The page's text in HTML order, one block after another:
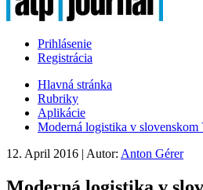
Prihlásenie
Registrácia
Hlavná stránka
Rubriky
Aplikácie
Moderná logistika v slovenskom
12. April 2016 | Autor: Anton Gérer